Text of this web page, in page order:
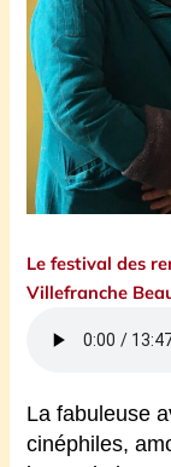
Le festival des
Villefranche
La fabuleuse
cinéphiles,